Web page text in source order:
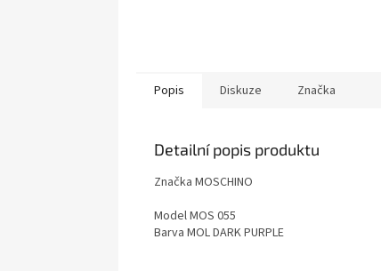
Popis Diskuze Značka
Detailní popis produktu
Značka MOSCHINO
Model MOS 055
Barva MOL DARK PURPLE